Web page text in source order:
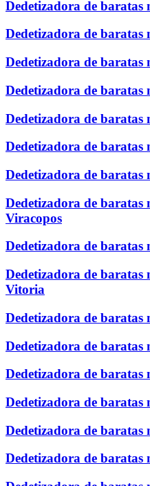
Dedetizadora de baratas
Dedetizadora de
Dedetizadora de baratas
Dedetizadora de baratas
Dedetizadora de baratas
Dedetizadora de baratas
Dedetizadora de baratas
Dedetizadora de
Viracopos
Dedetizadora de baratas
Dedetizadora de baratas
Vitoria
Dedetizadora de baratas
Dedetizadora de baratas
Dedetizadora de baratas
Dedetizadora de
Dedetizadora de baratas
Dedetizadora de baratas